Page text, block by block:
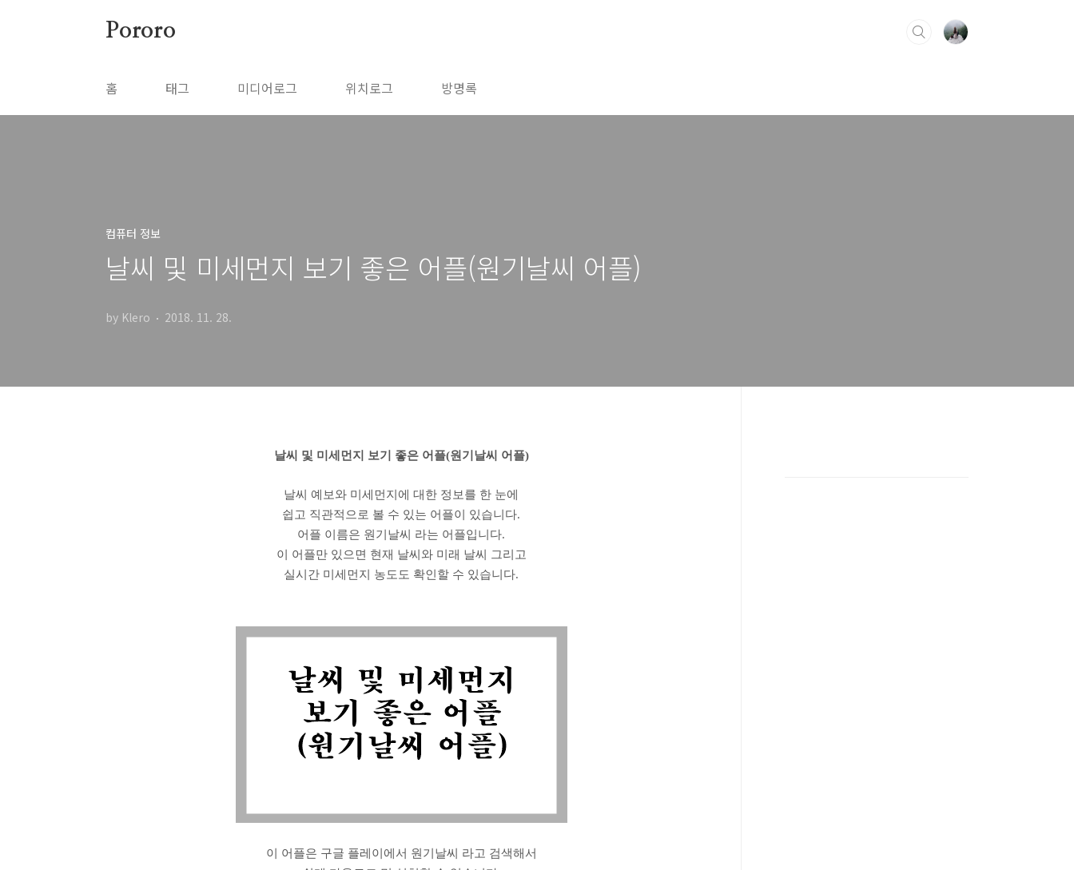
Pororo
홈 태그 미디어로그 위치로그 방명록
컴퓨터 정보
날씨 및 미세먼지 보기 좋은 어플(원기날씨 어플)
by Klero 2018. 11. 28.
날씨 및 미세먼지 보기 좋은 어플(원기날씨 어플)
날씨 예보와 미세먼지에 대한 정보를 한 눈에
쉽고 직관적으로 볼 수 있는 어플이 있습니다.
어플 이름은 원기날씨 라는 어플입니다.
이 어플만 있으면 현재 날씨와 미래 날씨 그리고
실시간 미세먼지 농도도 확인할 수 있습니다.
이 어플은 구글 플레이에서 원기날씨 라고 검색해서